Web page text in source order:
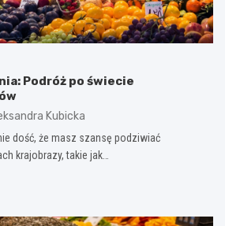
Podróż po świecie
Kubicka
dość, że masz szansę podziwiać
krajobrazy, takie jak…